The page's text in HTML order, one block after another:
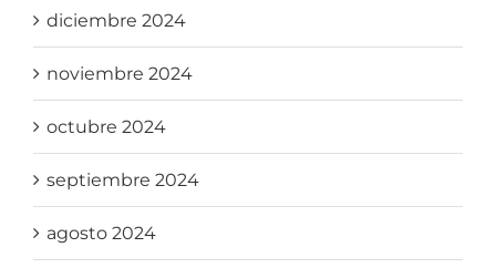
diciembre 2024
noviembre 2024
octubre 2024
septiembre 2024
agosto 2024